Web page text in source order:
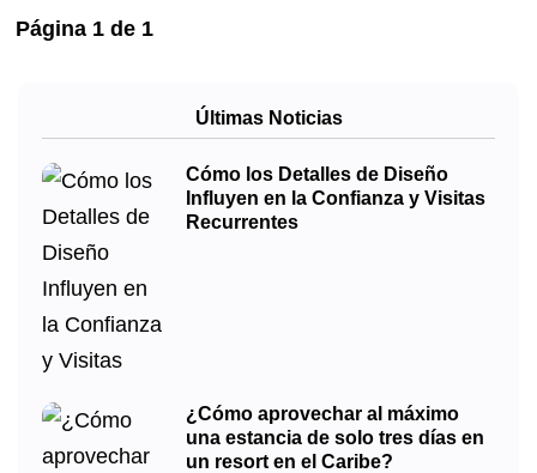
Página 1 de 1
Últimas Noticias
Cómo los Detalles de Diseño
Influyen en la Confianza y Visitas
Recurrentes
¿Cómo aprovechar al máximo
una estancia de solo tres días en
un resort en el Caribe?